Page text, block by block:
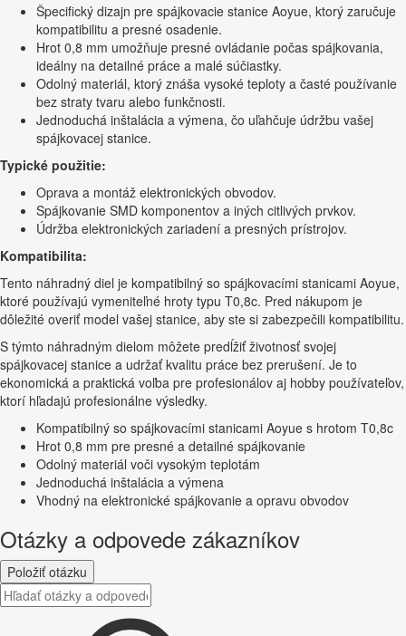
Špecifický dizajn pre spájkovacie stanice Aoyue, ktorý zaručuje
kompatibilitu a presné osadenie.
Hrot 0,8 mm umožňuje presné ovládanie počas spájkovania,
ideálny na detailné práce a malé súčiastky.
Odolný materiál, ktorý znáša vysoké teploty a časté používanie
bez straty tvaru alebo funkčnosti.
Jednoduchá inštalácia a výmena, čo uľahčuje údržbu vašej
spájkovacej stanice.
Typické použitie:
Oprava a montáž elektronických obvodov.
Spájkovanie SMD komponentov a iných citlivých prvkov.
Údržba elektronických zariadení a presných prístrojov.
Kompatibilita:
Tento náhradný diel je kompatibilný so spájkovacími stanicami Aoyue,
ktoré používajú vymeniteľné hroty typu T0,8c. Pred nákupom je
dôležité overiť model vašej stanice, aby ste si zabezpečili kompatibilitu.
S týmto náhradným dielom môžete predĺžiť životnosť svojej
spájkovacej stanice a udržať kvalitu práce bez prerušení. Je to
ekonomická a praktická voľba pre profesionálov aj hobby používateľov,
ktorí hľadajú profesionálne výsledky.
Kompatibilný so spájkovacími stanicami Aoyue s hrotom T0,8c
Hrot 0,8 mm pre presné a detailné spájkovanie
Odolný materiál voči vysokým teplotám
Jednoduchá inštalácia a výmena
Vhodný na elektronické spájkovanie a opravu obvodov
Otázky a odpovede zákazníkov
Položiť otázku